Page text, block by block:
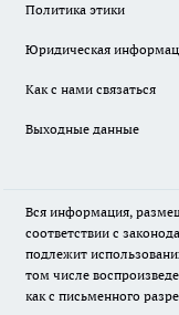
Политика этики
Юридическая
Как с нами связаться
Выходные данные
Вся информация,
соответствии с
подлежит
том числе
как с письменного